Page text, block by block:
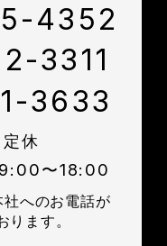
4352
3311
3633
休
9:00〜18:00
へのお電話が
ります。